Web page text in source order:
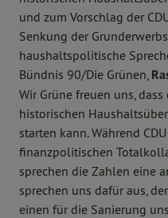
und zum Vorschlag der
Senkung der
haushaltspolitische
Bündnis 90/Die Grünen,
Wir Grüne freuen uns,
historischen
starten kann. Während
finanzpolitischen
sprechen die Zahlen eine
sprechen uns dafür aus,
einen für die Sanierung